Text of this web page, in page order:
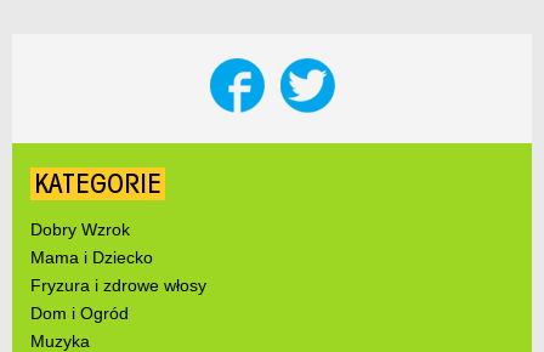
KATEGORIE
Dobry Wzrok
Mama i Dziecko
Fryzura i zdrowe włosy
Dom i Ogród
Muzyka